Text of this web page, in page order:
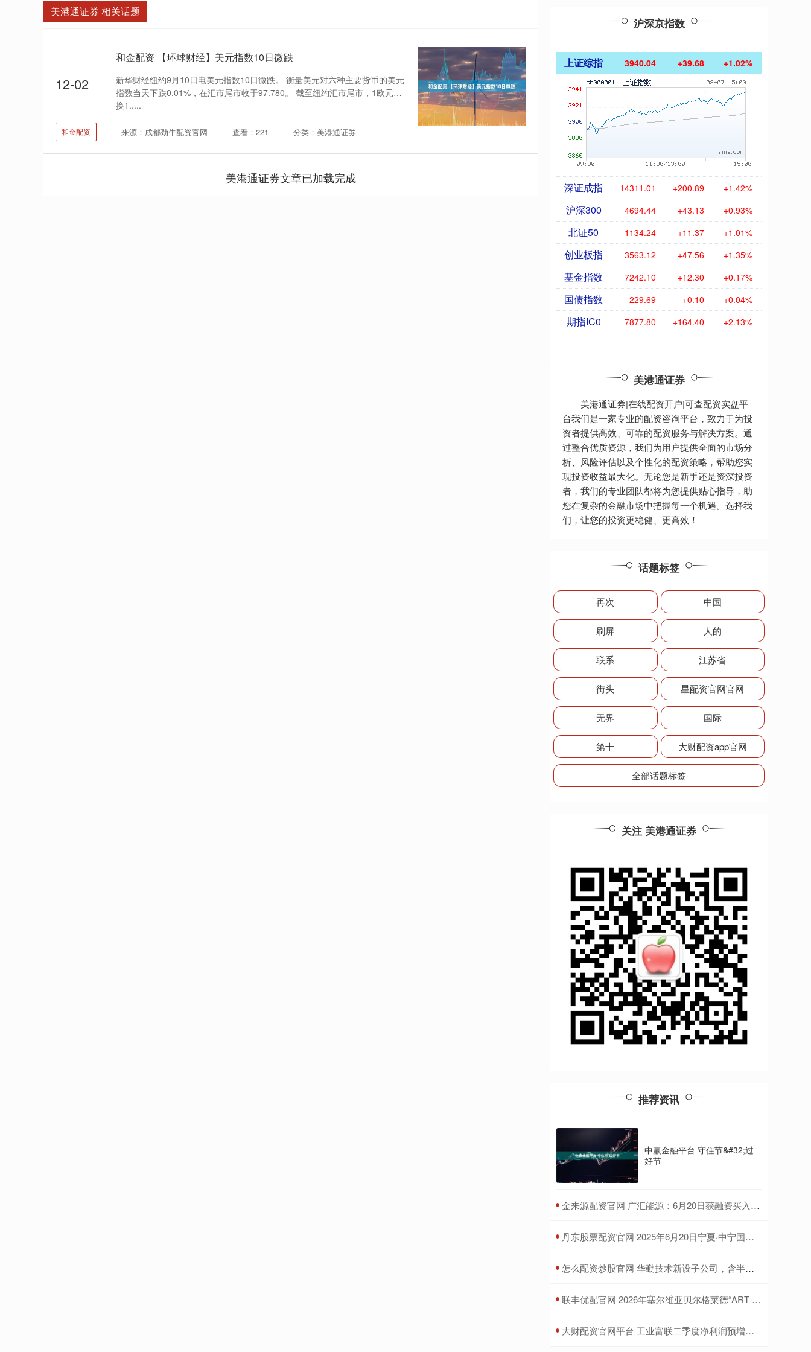
美港通证券 相关话题
12-02
和金配资 【环球财经】美元指数10日微跌
新华财经纽约9月10日电美元指数10日微跌。 衡量美元对六种主要货币的美元
指数当天下跌0.01%，在汇市尾市收于97.780。 截至纽约汇市尾市，1欧元兑
换1.....
和金配资 来源：成都劲牛配资官网 查看：221 分类：美港通证券
美港通证券文章已加载完成
沪深京指数
上证综指 3940.04 +39.68 +1.02%
深证成指 14311.01 +200.89 +1.42%
沪深300 4694.44 +43.13 +0.93%
北证50 1134.24 +11.37 +1.01%
创业板指 3563.12 +47.56 +1.35%
基金指数 7242.10 +12.30 +0.17%
国债指数 229.69 +0.10 +0.04%
期指IC0 7877.80 +164.40 +2.13%
美港通证券
美港通证券|在线配资开户|可查配资实盘平
台我们是一家专业的配资咨询平台，致力于为投
资者提供高效、可靠的配资服务与解决方案。通
过整合优质资源，我们为用户提供全面的市场分
析、风险评估以及个性化的配资策略，帮助您实
现投资收益最大化。无论您是新手还是资深投资
者，我们的专业团队都将为您提供贴心指导，助
您在复杂的金融市场中把握每一个机遇。选择我
们，让您的投资更稳健、更高效！
话题标签
再次 中国
刷屏 人的
联系 江苏省
街头 星配资官网官网
无界 国际
第十 大财配资app官网
全部话题标签
关注 美港通证券
推荐资讯
中赢金融平台 守住节&#32;过
好节
​金来源配资官网 广汇能源：6月20日获融资买入6182.80万元
​丹东股票配资官网 2025年6月20日宁夏·中宁国际枸杞交易中心价格行情
​怎么配资炒股官网 华勤技术新设子公司，含半导体器件相关业务
​联丰优配官网 2026年塞尔维亚贝尔格莱德“ART STARS”国际大赛
​大财配资官网平台 工业富联二季度净利润预增约五成，云计算业务高速增长